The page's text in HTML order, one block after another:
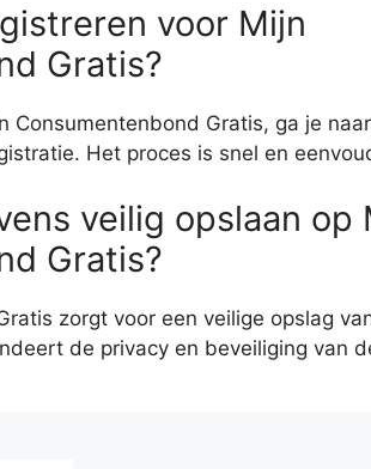
voor Mijn
Gratis?
Consumentenbond Gratis, ga je
Het proces is snel en
veilig opslaan op
Gratis?
zorgt voor een veilige opslag
de privacy en beveiliging van